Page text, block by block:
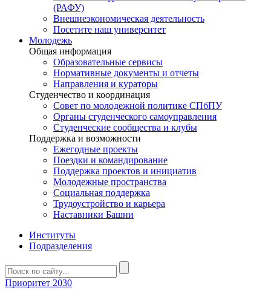
(РАФУ)
Внешнеэкономическая деятельность
Посетите наш университет
Молодежь
Общая информация
Образовательные сервисы
Нормативные документы и отчеты
Направления и кураторы
Студенчество и координация
Совет по молодежной политике СПбПУ
Органы студенческого самоуправления
Студенческие сообщества и клубы
Поддержка и возможности
Ежегодные проекты
Поездки и командирование
Поддержка проектов и инициатив
Молодежные пространства
Социальная поддержка
Трудоустройство и карьера
Наставники Башни
Институты
Подразделения
Приоритет 2030